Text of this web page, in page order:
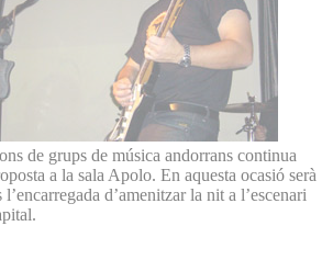
de grups de música andorrans continua
a la sala Apolo. En aquesta ocasió serà
d’amenitzar la nit a l’escenari